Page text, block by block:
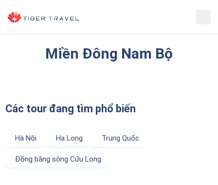
Miền Đông Nam Bộ
Các tour đang tìm phổ biến
Hà Nội Hạ Long Trung Quốc
Đồng bằng sông Cửu Long